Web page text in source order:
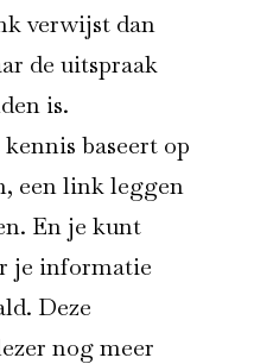
verwijst dan
de uitspraak
is.
baseert op
een link leggen
En je kunt
je informatie
Deze
nog meer